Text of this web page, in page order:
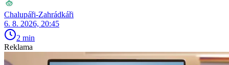
Chalupáři-Zahrádkáři
6. 8. 2026, 20:45
2 min
Reklama